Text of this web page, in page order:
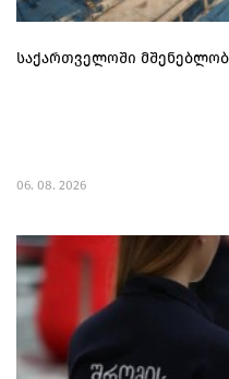
საქართველოში
06. 08. 2026